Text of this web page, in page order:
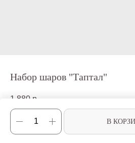
Набор шаров "Таптал"
1 880 р.
В